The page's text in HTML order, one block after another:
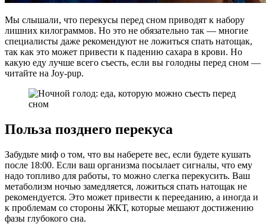
Мы слышали, что перекусы перед сном приводят к набору
лишних килограммов. Но это не обязательно так — многие
специалисты даже рекомендуют не ложиться спать натощак,
так как это может привести к падению сахара в крови. Но
какую еду лучше всего съесть, если вы голодны перед сном —
читайте на Joy-pup.
Польза позднего перекуса
Забудьте миф о том, что вы наберете вес, если будете кушать
после 18:00. Если ваш организма посылает сигналы, что ему
надо топливо для работы, то можно слегка перекусить. Ваш
метаболизм ночью замедляется, ложиться спать натощак не
рекомендуется. Это может привести к перееданию, а иногда и
к проблемам со стороны ЖКТ, которые мешают достижению
фазы глубокого сна.